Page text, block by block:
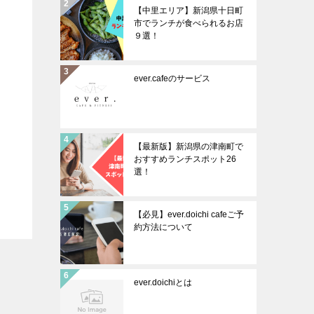
【中里エリア】新潟県十日町
市でランチが食べられるお店
９選！
ever.cafeのサービス
【最新版】新潟県の津南町で
おすすめランチスポット26
選！
【必見】ever.doichi cafeご予
約方法について
ever.doichiとは